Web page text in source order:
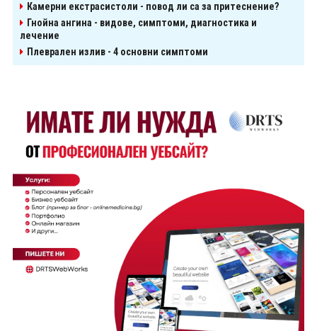
Камерни екстрасистоли - повод ли са за притеснение?
Гнойна ангина - видове, симптоми, диагностика и
лечение
Плеврален излив - 4 основни симптоми